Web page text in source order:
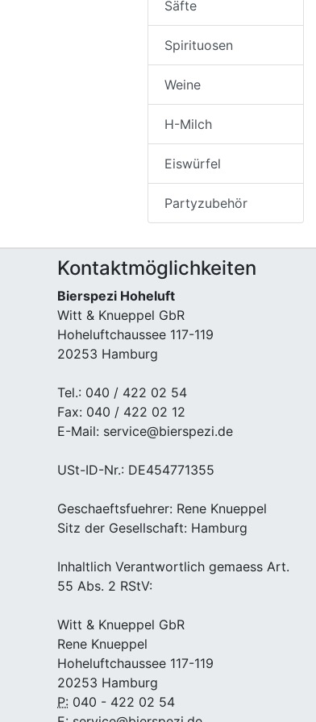
Säfte
Spirituosen
Weine
H-Milch
Eiswürfel
Partyzubehör
Kontaktmöglichkeiten
Bierspezi Hoheluft
Witt & Knueppel GbR
Hoheluftchaussee 117-119
20253 Hamburg
Tel.: 040 / 422 02 54
Fax: 040 / 422 02 12
E-Mail: service@bierspezi.de
USt-ID-Nr.: DE454771355
Geschaeftsfuehrer: Rene Knueppel
Sitz der Gesellschaft: Hamburg
Inhaltlich Verantwortlich gemaess Art.
55 Abs. 2 RStV:
Witt & Knueppel GbR
Rene Knueppel
Hoheluftchaussee 117-119
20253 Hamburg
P: 040 - 422 02 54